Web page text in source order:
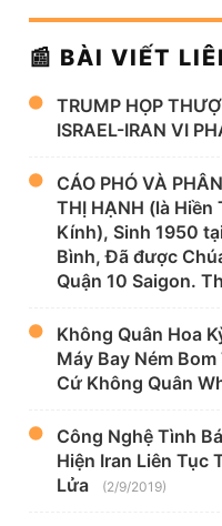
📰 BÀI VIẾT
TRUMP HỌP
ISRAEL-IRAN VI
CÁO PHÓ VÀ
THỊ HẠNH (là Hiền
Kính), Sinh 1950
Bình, Đã được
Quận 10 Saigon.
Không Quân Hoa
Máy Bay Ném
Cứ Không Quân
Công Nghệ Tình
Hiện Iran Liên Tục
Lửa
(2/9/2019)